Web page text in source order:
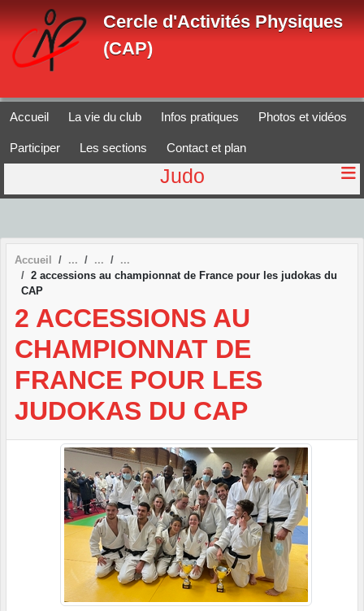
Cercle d'Activités Physiques
(CAP)
Accueil La vie du club Infos pratiques Photos et vidéos
Participer Les sections Contact et plan
Judo
Accueil
2 accessions au championnat de France pour les judokas du
CAP
2 ACCESSIONS AU
CHAMPIONNAT DE
FRANCE POUR LES
JUDOKAS DU CAP
Panneau de gestion des cookies